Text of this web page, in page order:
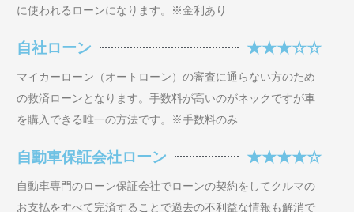
に使われるローンになります。※金利あり
自社ローン ★★★☆☆
マイカーローン（オートローン）の審査に通らない方のため
の救済ローンとなります。手数料が高いのがネックですが車
を購入できる唯一の方法です。※手数料のみ
自動車保証会社ローン ★★★★☆
自動車専門のローン保証会社でローンの契約をしてクルマの
お支払をすべて完済することで過去の不利益な情報も解消で